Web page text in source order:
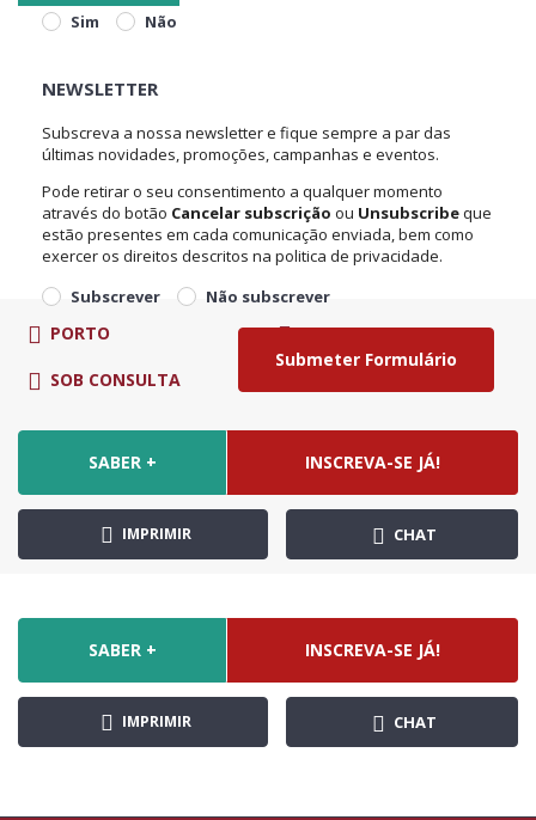
PORTO SOB CONSULTA
SOB CONSULTA
SABER + INSCREVA-SE JÁ!
IMPRIMIR CHAT
SABER + INSCREVA-SE JÁ!
IMPRIMIR CHAT
Sim
Não
NEWSLETTER
Subscreva a nossa newsletter e fique sempre a par das
últimas novidades, promoções, campanhas e eventos.
Pode retirar o seu consentimento a qualquer momento
através do botão Cancelar subscrição ou Unsubscribeque
estão presentes em cada comunicação enviada, bem como
exercer os direitos descritos na politica de privacidade.
Subscrever
Não subscrever